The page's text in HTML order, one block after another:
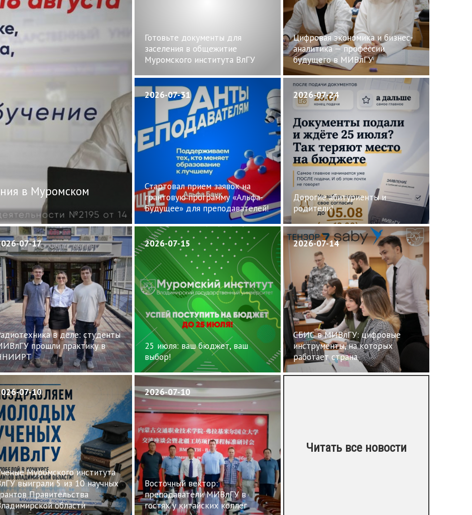
в Муромском
Готовьте документы для
заселения в общежитие
Муромского института ВлГУ
Цифровая экономика и бизнес-
аналитика — профессии
будущего в МИВлГУ
2026-07-31
Стартовал прием заявок на
грантовую программу «Альфа-
Будущее» для преподавателей!
2026-07-24
Дорогие абитуриенты и
родители!
07-17
в деле: студенты
прошли практику в
2026-07-15
25 июля: ваш бюджет, ваш
выбор!
2026-07-14
СБИС в МИВлГУ: цифровые
инструменты, на которых
работает страна
07-10
Муромского института
выиграли 5 из 10 научных
Правительства
области
2026-07-10
Восточный вектор:
преподаватели МИВлГУ в
гостях у китайских коллег
Читать все новости